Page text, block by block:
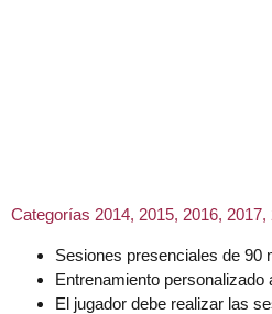
Categorías 2014, 2015, 2016, 2017,
Sesiones presenciales de 90
Entrenamiento
El jugador debe realizar las